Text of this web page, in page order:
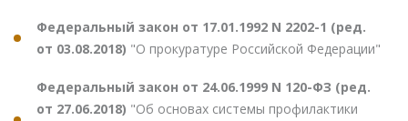
Федеральный закон от 17.01.1992 N 2202-1 (ред.
от 03.08.2018) "О прокуратуре Российской Федерации"
Федеральный закон от 24.06.1999 N 120-ФЗ (ред.
от 27.06.2018) "Об основах системы профилактики